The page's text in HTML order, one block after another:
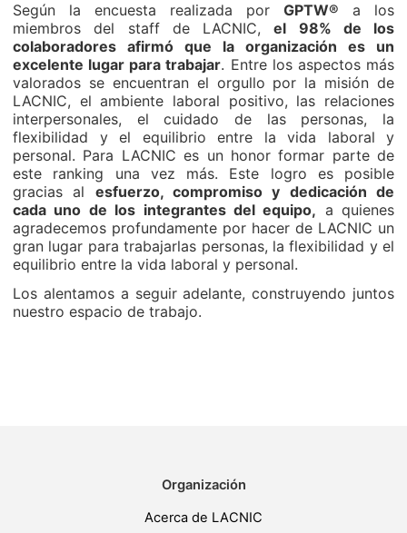
Según la encuesta realizada por GPTW® a los
miembros del staff de LACNIC,el 98% de los
colaboradores afirmó que la organización es un
excelente lugar para trabajar. Entre los aspectos más
valorados se encuentran el orgullo por la misión de
LACNIC, el ambiente laboral positivo, las relaciones
interpersonales, el cuidado de las personas, la
flexibilidad y el equilibrio entre la vida laboral y
personal. Para LACNIC es un honor formar parte de
este ranking una vez más. Este logro es posible
gracias al esfuerzo, compromiso y dedicación de
cada uno de los integrantes del equipo, a quienes
agradecemos profundamente por hacer de LACNIC un
gran lugar para trabajarlas personas, la flexibilidad y el
equilibrio entre la vida laboral y personal.
Los alentamos a seguir adelante, construyendo juntos
nuestro espacio de trabajo.
Organización
Acerca de LACNIC